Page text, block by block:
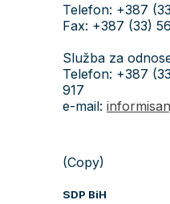
Telefon: +387
Fax: +387 (33)
Služba za
Telefon: +387
917
e-mail:
(Copy)
SDP BiH